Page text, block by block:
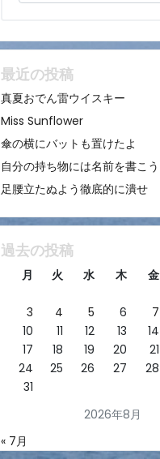
最近の投稿
真夏おでん雷ウイスキー
Miss Sunflower
傘の横にバットも置けたよ
自分の持ち物には名前を書こう
足腰立たぬよう徹底的に潰せ
過去の投稿
2026年8月
月 火 水 木 金
3
4 5 6 7
10
11 12 13 14
17
18 19 20 21
24
25 26 27 28
31
« 7月